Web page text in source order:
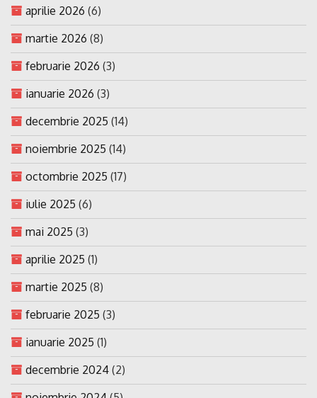
aprilie 2026 (6)
martie 2026 (8)
februarie 2026 (3)
ianuarie 2026 (3)
decembrie 2025 (14)
noiembrie 2025 (14)
octombrie 2025 (17)
iulie 2025 (6)
mai 2025 (3)
aprilie 2025 (1)
martie 2025 (8)
februarie 2025 (3)
ianuarie 2025 (1)
decembrie 2024 (2)